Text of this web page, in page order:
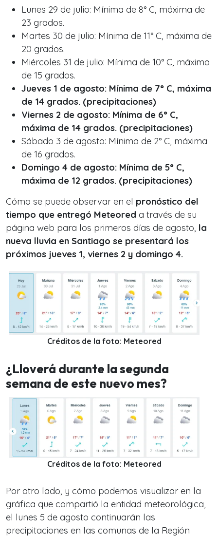
Lunes 29 de julio: Mínima de 8° C, máxima de
23 grados.
Martes 30 de julio: Mínima de 11° C, máxima de
20 grados.
Miércoles 31 de julio: Mínima de 10° C, máxima
de 15 grados.
Jueves 1 de agosto: Mínima de 7° C, máxima
de 14 grados. (precipitaciones)
Viernes 2 de agosto: Mínima de 6° C,
máxima de 14 grados. (precipitaciones)
Sábado 3 de agosto: Mínima de 2° C, máxima
de 16 grados.
Domingo 4 de agosto: Mínima de 5° C,
máxima de 12 grados. (precipitaciones)
Cómo se puede observar en el pronóstico del
tiempo que entregó Meteored a través de su
página web para los primeros días de agosto, la
nueva lluvia en Santiago se presentará los
próximos jueves 1, viernes 2 y domingo 4.
Créditos de la foto: Meteored
¿Lloverá durante la segunda
semana de este nuevo mes?
Créditos de la foto: Meteored
Por otro lado, y cómo podemos visualizar en la
gráfica que compartió la entidad meteorológica,
el lunes 5 de agosto continuarán las
precipitaciones en las comunas de la Región